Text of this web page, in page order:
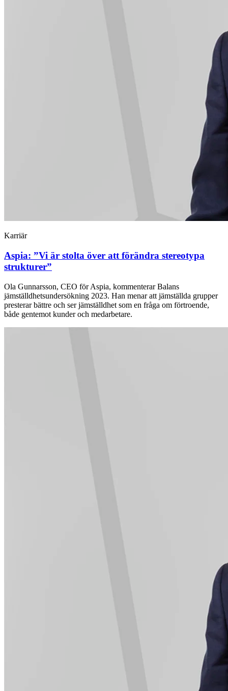
Karriär
Aspia: ”Vi är stolta över att förändra stereotypa
strukturer”
Ola Gunnarsson, CEO för Aspia, kommenterar Balans
jämställdhetsundersökning 2023. Han menar att jämställda grupper
presterar bättre och ser jämställdhet som en fråga om förtroende,
både gentemot kunder och medarbetare.